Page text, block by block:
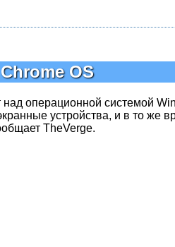
OS
над операционной системой
устройства, и в то же
TheVerge.